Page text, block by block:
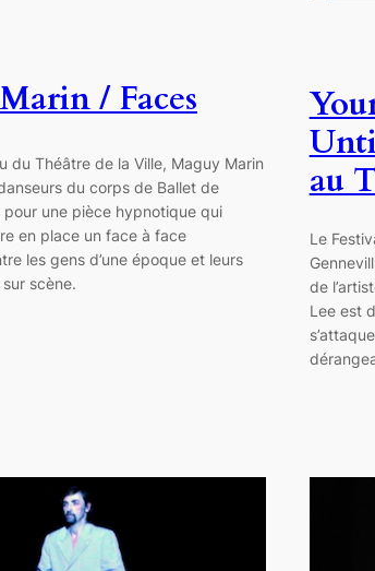
/ Faces
du Théâtre de la Ville, Maguy Marin
du corps de Ballet de
pour une pièce hypnotique qui
en place un face à face
les gens d’une époque et leurs
scène.
au
Le
de
Lee est